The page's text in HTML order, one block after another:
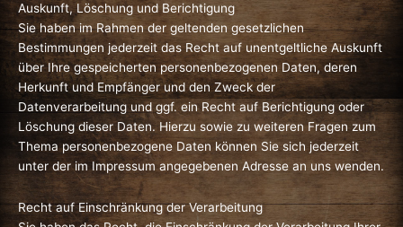
Auskunft, Löschung und Berichtigung
Sie haben im Rahmen der geltenden gesetzlichen
Bestimmungen jederzeit das Recht auf unentgeltliche Auskunft
über Ihre gespeicherten personenbezogenen Daten, deren
Herkunft und Empfänger und den Zweck der
Datenverarbeitung und ggf. ein Recht auf Berichtigung oder
Löschung dieser Daten. Hierzu sowie zu weiteren Fragen zum
Thema personenbezogene Daten können Sie sich jederzeit
unter der im Impressum angegebenen Adresse an uns wenden.
Recht auf Einschränkung der Verarbeitung